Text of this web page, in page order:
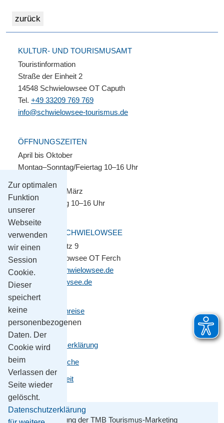
Zur optimalen
Funktion
unserer
Webseite
verwenden
wir einen
Session
Cookie.
Dieser
speichert
keine
personenbezogenen
Daten. Der
Cookie wird
beim
Verlassen der
Seite wieder
gelöscht.
Datenschutzerklärung
KULTUR- UND TOURISMUSAMT
Touristinformation
Straße der Einheit 2
14548 Schwielowsee OT Caputh
Tel. +49 33209 769 769
info@schwielowsee-tourismus.de
ÖFFNUNGSZEITEN
April bis Oktober
Montag–Sonntag/Feiertag 10–16 Uhr
November bis März
Montag–Freitag 10–16 Uhr
GEMEINDE SCHWIELOWSEE
Potsdamer Platz 9
14548 Schwielowsee OT Ferch
gemeinde@schwielowsee.de
www.schwielowsee.de
Kontakt & Anreise
Impressum
Datenschutzerklärung
Leichte Sprache
Barrierefreiheit
Mit Unterstützung der TMB Tourismus-Marketing